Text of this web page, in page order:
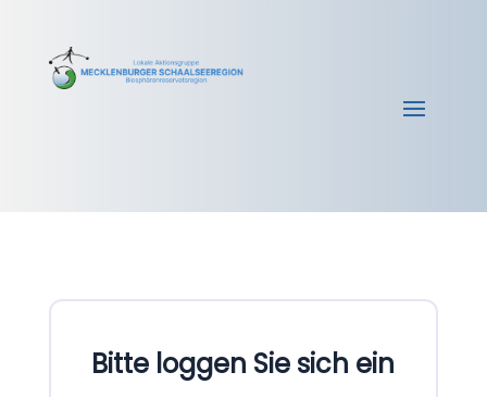
Bitte loggen Sie sich ein